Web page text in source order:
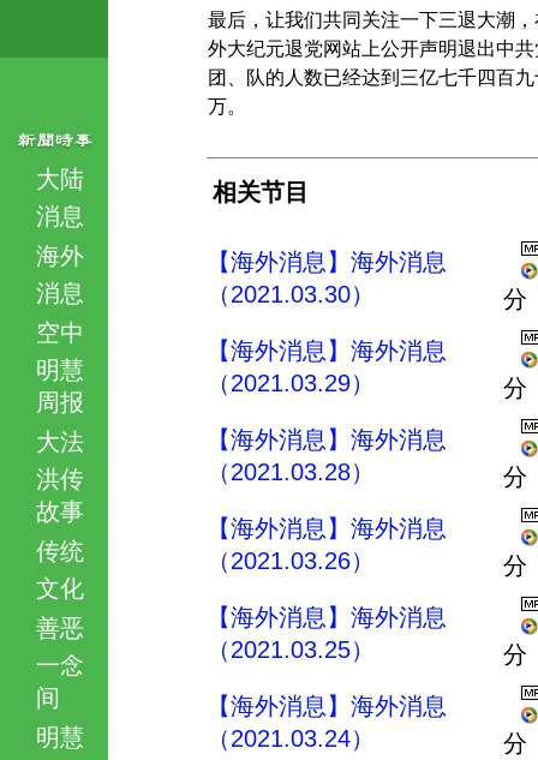
大陆
消息
海外
消息
空中
明慧
周报
大法
洪传
故事
传统
文化
善恶
一念
间
明慧
最后，让我们共同关注一下三退大潮，
外大纪元退党网站上公开声明退出中共
团、队的人数已经达到三亿七千四百
万。
相关节目
【海外消息】海外消息
（2021.03.30）
分
【海外消息】海外消息
（2021.03.29）
分
【海外消息】海外消息
（2021.03.28）
分
【海外消息】海外消息
（2021.03.26）
分
【海外消息】海外消息
（2021.03.25）
分
【海外消息】海外消息
（2021.03.24）
分